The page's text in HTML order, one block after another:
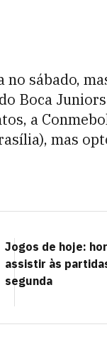
sábado,
Boca
a
mas
Jogos de hoje:
assistir às
segunda